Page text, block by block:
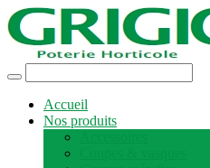
Accueil
Nos produits